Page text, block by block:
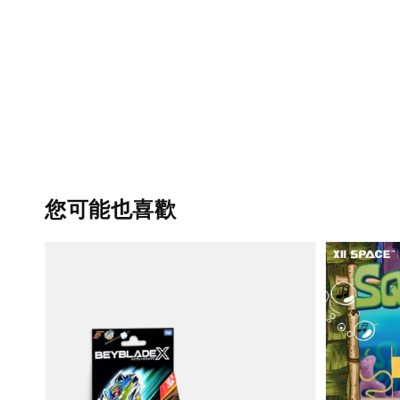
您可能也喜歡